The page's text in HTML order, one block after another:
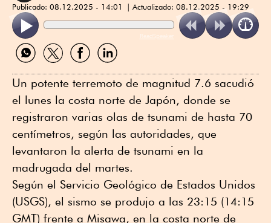
Publicado: 08.12.2025 - 14:01 Actualizado: 08.12.2025 - 19:29
ReadSpeaker
Compartir
por
Compartir
por
Compartir
por
Compartir
por
Un potente terremoto de magnitud 7.6 sacudió
el lunes la costa norte de Japón, donde se
registraron varias olas de tsunami de hasta 70
centímetros, según las autoridades, que
levantaron la alerta de tsunami en la
madrugada del martes.
Según el Servicio Geológico de Estados Unidos
(USGS), el sismo se produjo a las 23:15 (14:15
GMT) frente a Misawa, en la costa norte de